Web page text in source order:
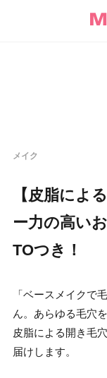
メイク
【皮脂によ
ー力の高い
TOつき！
「ベースメイクで
ん。あらゆる毛穴
皮脂による開き毛
届けします。